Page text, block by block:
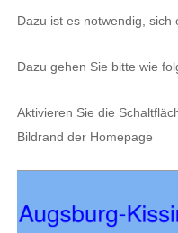
Dazu ist es notwendig, sich
Dazu gehen Sie bitte wie
Aktivieren Sie die
Bildrand der Homepage